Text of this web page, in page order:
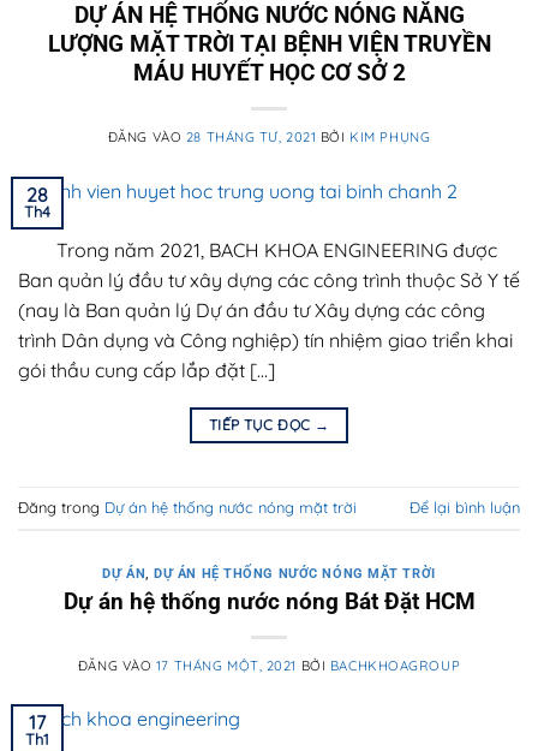
DỰ ÁN HỆ THỐNG NƯỚC NÓNG NĂNG
LƯỢNG MẶT TRỜI TẠI BỆNH VIỆN TRUYỀN
MÁU HUYẾT HỌC CƠ SỞ 2
ĐĂNG VÀO 28 THÁNG TƯ, 2021 BỞI KIM PHỤNG
28
Th4
Trong năm 2021, BACH KHOA ENGINEERING được
Ban quản lý đầu tư xây dựng các công trình thuộc Sở Y tế
(nay là Ban quản lý Dự án đầu tư Xây dựng các công
trình Dân dụng và Công nghiệp) tín nhiệm giao triển khai
gói thầu cung cấp lắp đặt […]
TIẾP TỤC ĐỌC →
Đăng trong Dự án hệ thống nước nóng mặt trời Để lại bình luận
DỰ ÁN,DỰ ÁN HỆ THỐNG NƯỚC NÓNG MẶT TRỜI
Dự án hệ thống nước nóng Bát Đặt HCM
ĐĂNG VÀO 17 THÁNG MỘT, 2021 BỞI BACHKHOAGROUP
17
Th1